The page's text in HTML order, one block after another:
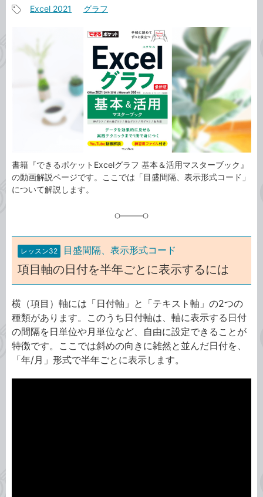
事
テ
ゴ
タ
Excel 2021 グラフ
書籍『できるポケットExcelグラフ 基本＆活用マスターブック』
の動画解説ページです。ここでは「目盛間隔、表示形式コード」
について解説します。
レッスン32 目盛間隔、表示形式コード
項目軸の日付を半年ごとに表示するには
横（項目）軸には「日付軸」と「テキスト軸」の2つの
種類があります。このうち日付軸は、軸に表示する日付
の間隔を日単位や月単位など、自由に設定できることが
特徴です。ここでは斜めの向きに雑然と並んだ日付を、
「年/月」形式で半年ごとに表示します。